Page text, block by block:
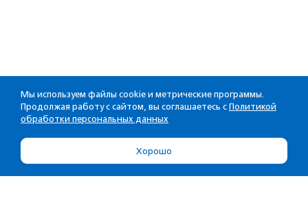
Мы используем файлы cookie и метрические программы.
Продолжая работу с сайтом, вы соглашаетесь с Политикой
обработки персональных данных
Хорошо